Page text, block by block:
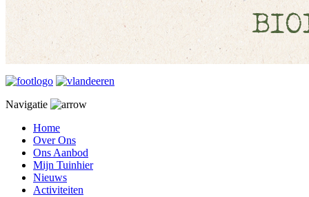
Navigatie
Home
Over Ons
Ons Aanbod
Mijn Tuinhier
Nieuws
Activiteiten